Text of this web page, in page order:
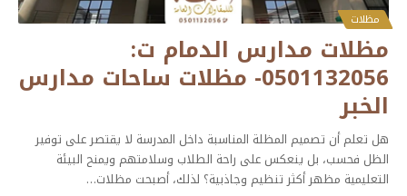
مظلات
مظلات مدارس الدمام ت:
0501132056- مظلات ساحات مدارس
الخبر
هل تعلم أن تصميم المظلة المناسبة داخل المدرسة لا يقتصر على توفير
الظل فحسب، بل ينعكس على راحة الطلاب وسلامتهم ويمنح البيئة
التعليمية مظهر أكثر تنظيم وجاذبية؟ لذلك، أصبحت مظلات…